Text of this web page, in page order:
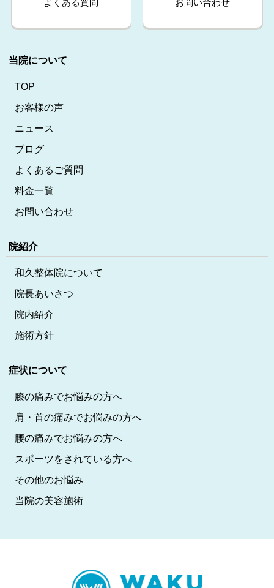
当院について
TOP
お客様の声
ニュース
ブログ
よくあるご質問
料金一覧
お問い合わせ
院紹介
和久整体院について
院長あいさつ
院内紹介
施術方針
症状について
膝の痛みでお悩みの方へ
肩・首の痛みでお悩みの方へ
腰の痛みでお悩みの方へ
スポーツをされている方へ
その他のお悩み
当院の美容施術